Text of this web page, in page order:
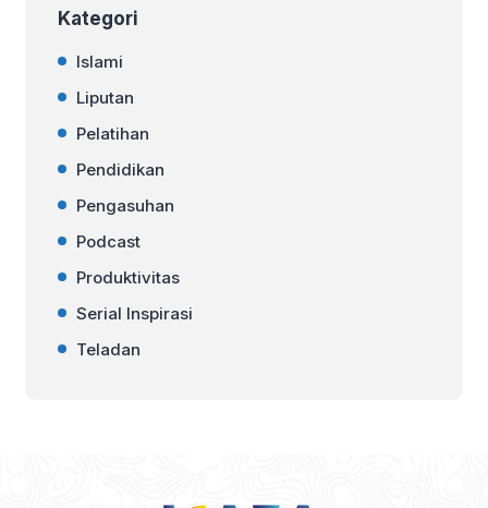
Kategori
Islami
Liputan
Pelatihan
Pendidikan
Pengasuhan
Podcast
Produktivitas
Serial Inspirasi
Teladan